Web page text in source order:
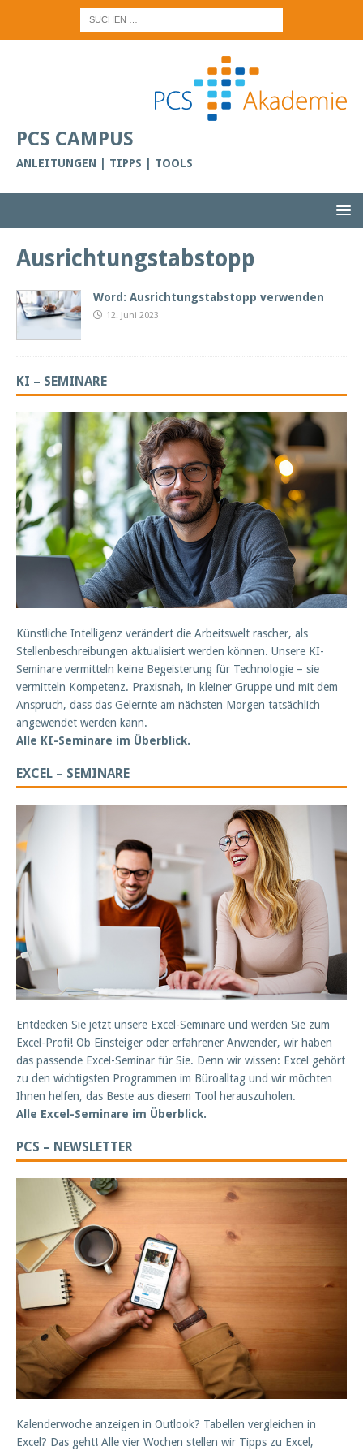
PCS CAMPUS
ANLEITUNGEN | TIPPS | TOOLS
Ausrichtungstabstopp
Word: Ausrichtungstabstopp verwenden
12. Juni 2023
KI – SEMINARE
Künstliche Intelligenz verändert die Arbeitswelt rascher, als
Stellenbeschreibungen aktualisiert werden können. Unsere KI-
Seminare vermitteln keine Begeisterung für Technologie – sie
vermitteln Kompetenz. Praxisnah, in kleiner Gruppe und mit dem
Anspruch, dass das Gelernte am nächsten Morgen tatsächlich
angewendet werden kann.
Alle KI-Seminare im Überblick.
EXCEL – SEMINARE
Entdecken Sie jetzt unsere Excel-Seminare und werden Sie zum
Excel-Profi! Ob Einsteiger oder erfahrener Anwender, wir haben
das passende Excel-Seminar für Sie. Denn wir wissen: Excel gehört
zu den wichtigsten Programmen im Büroalltag und wir möchten
Ihnen helfen, das Beste aus diesem Tool herauszuholen.
Alle Excel-Seminare im Überblick.
PCS – NEWSLETTER
Kalenderwoche anzeigen in Outlook? Tabellen vergleichen in
Excel? Das geht! Alle vier Wochen stellen wir Tipps zu Excel,